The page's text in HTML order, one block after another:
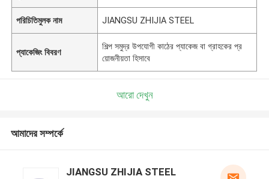
পরিচিতিমুলক নাম JIANGSU ZHIJIA STEEL
প্যাকেজিং বিবরণ
শিল্প সমুদ্র উপযোগী কাঠের প্যাকেজ বা গ্রাহকের প্র
য়োজনীয়তা হিসাবে
আরো দেখুন
আমাদের সম্পর্কে
JIANGSU ZHIJIA STEEL